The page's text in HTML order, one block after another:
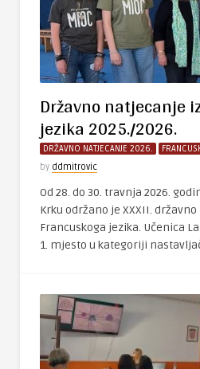
Državno natjecanje
jezika 2025./2026.
DRŽAVNO NATJECANJE 2026.
by ddmitrovic
Od 28. do 30. travnja 2026.
Krku održano je XXXII.
Francuskoga jezika. Učenica
1. mjesto u kategoriji